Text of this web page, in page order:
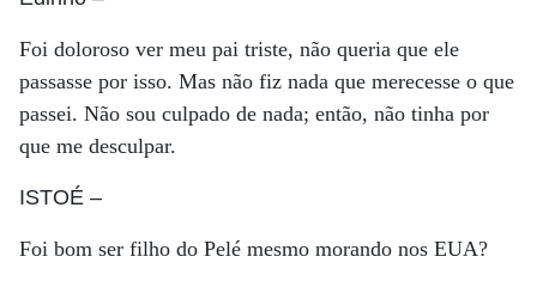
Foi doloroso ver meu pai triste, não queria que ele
passasse por isso. Mas não fiz nada que merecesse o que
passei. Não sou culpado de nada; então, não tinha por
que me desculpar.
ISTOÉ –
Foi bom ser filho do Pelé mesmo morando nos EUA?